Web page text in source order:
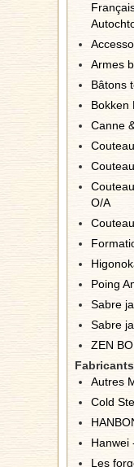
Armes
Bâtons
Bokken
Canne
O/A
Poing
Sabre
Sabre
ZEN
Fabricants
Autres
Cold
Hanwei
Les